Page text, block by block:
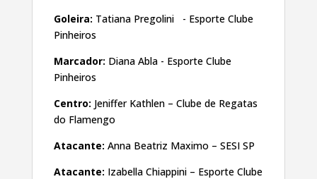
Goleira: Tatiana Pregolini - Esporte Clube
Pinheiros
Marcador: Diana Abla - Esporte Clube
Pinheiros
Centro: Jeniffer Kathlen – Clube de Regatas
do Flamengo
Atacante: Anna Beatriz Maximo – SESI SP
Atacante: Izabella Chiappini – Esporte Clube